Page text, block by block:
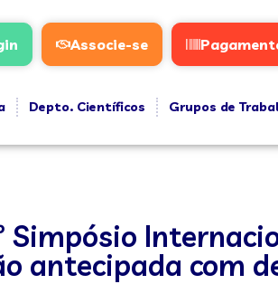
Associe-se
Depto. Científicos Grupos de
Simpósio
antecipada com